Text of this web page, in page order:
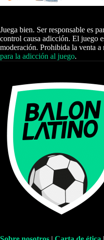
Juega bien. Ser responsable es
control causa adicción. El juego
moderación. Prohibida la venta a
para la adicción al juego.